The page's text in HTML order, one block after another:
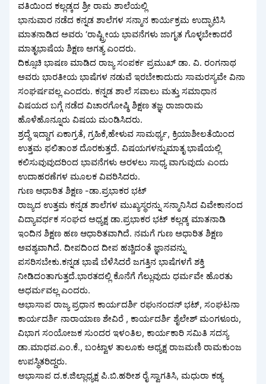
ವತಿಯಿಂದ ಕಲ್ಲಡ್ಕದ ಶ್ರೀ ರಾಮ ಶಾಲೆಯಲ್ಲಿ
ಭಾನುವಾರ ನಡೆದ ಕನ್ನಡ ಶಾಲೆಗಳ ಸನ್ಮಾನ ಕಾರ್ಯಕ್ರಮ ಉದ್ಘಾಟಿಸಿ
ಮಾತನಾಡಿದ ಅವರು ‘ರಾಷ್ಟ್ರೀಯ ಭಾವನೆಗಳು ಜಾಗೃತ ಗೊಳ್ಳಬೇಕಾದರೆ
ಮಾತೃಭಾಷೆಯ ಶಿಕ್ಷಣ ಅಗತ್ಯ ಎಂದರು.
ದಿಕ್ಸೂಚಿ ಭಾಷಣ ಮಾಡಿದ ರಾಜ್ಯ ಸಂಪರ್ಕ ಪ್ರಮುಖ್ ಡಾ. ವಿ. ರಂಗನಾಥ
ಅವರು ಭಾರತೀಯ ಭಾಷೆಗಳ ನಡುವೆ ಇರಬೇಕಾದುದು ಸಾಮರಸ್ಯವೇ ವಿನಾ
ಸಂಘರ್ಷವಲ್ಲ ಎಂದರು. ಕನ್ನಡ ಶಾಲೆ ಸವಾಲು ಮತ್ತು ಸಮಾಧಾನ
ವಿಷಯದ ಬಗ್ಗೆ ನಡೆದ ವಿಚಾರಗೋಷ್ಠಿ ಶಿಕ್ಷಣ ತಜ್ಞ ರಾಜಾರಾಮ
ಹೊಳೆಹೊನ್ನೂರು ವಿಷಯ ಮಂಡಿಸಿದರು.
ಶ್ರದ್ಧೆ ಇದ್ದಾಗ ಏಕಾಗ್ರತೆ, ಗ್ರಹಿಕೆ,ಹೇಳುವ ಸಾಮರ್ಥ್ಯ, ಕ್ರಿಯಾಶೀಲತೆಯಿಂದ
ಉತ್ತಮ ಫಲಿತಾಂಶ ದೊರಕುತ್ತದೆ. ವಿಷಯಗಳನ್ನುಮಾತೃ ಭಾಷೆಯಲ್ಲಿ
ಕಲಿಸುವುವುದರಿಂದ ಭಾವನೆಗಳು ಅರಳಲು ಸಾಧ್ಯ ವಾಗುವುದು ಎಂದು
ಉದಾಹರಣೆಗಳ ಮೂಲಕ ವಿವರಿಸಿದರು.
ಗುಣ ಆಧಾರಿತ ಶಿಕ್ಷಣ -ಡಾ.ಪ್ರಭಾಕರ ಭಟ್
ರಾಜ್ಯದ ಉತ್ತಮ ಕನ್ನಡ ಶಾಲೆಗಳ ಮುಖ್ಯಸ್ಥರನ್ನು ಸನ್ಮಾನಿಸಿದ ವಿವೇಕಾನಂದ
ವಿದ್ಯಾವರ್ಧಕ ಸಂಘದ ಅಧ್ಯಕ್ಷ ಡಾ.ಪ್ರಭಾಕರ ಭಟ್ ಕಲ್ಲಡ್ಕ ಮಾತನಾಡಿ
ಇಂದಿನ ಶಿಕ್ಷಣ ಹಣ ಆಧಾರಿತವಾಗಿದೆ. ನಮಗೆ ಗುಣ ಅಧಾರಿತ ಶಿಕ್ಷಣ
ಅವಶ್ಯವಾಗಿದೆ. ದೀಪದಿಂದ ದೀಪ ಹಚ್ಚಿದಂತೆ ಜ್ಞಾನವನ್ನು
ಪಸರಿಸಬೇಕು.ಕನ್ನಡ ಭಾಷೆ ಬೆಳೆಸಿದರೆ ಜಗತ್ತಿನ ಭಾಷೆಗಳಗೆ ಶಕ್ತಿ
ನೀಡಿದಂತಾಗುತ್ತದೆ.ಭಾರತದಲ್ಲಿ ಕೊನೆಗೆ ಗೆಲ್ಲುವುದು ಧರ್ಮವೇ ಹೊರತು
ಅಧರ್ಮವಲ್ಲ ಎಂದರು.
ಅಭಾಸಾಪ ರಾಜ್ಯ ಪ್ರಧಾನ ಕಾರ್ಯದರ್ಶಿ ರಘುನಂದನ್ ಭಟ್, ಸಂಘಟನಾ
ಕಾರ್ಯದರ್ಶಿ ನಾರಾಯಾಣ ಶೇವಿರೆ , ಕಾರ್ಯದರ್ಶಿ ಶೈಲೇಶ್ ಮಂಗಳೂರು,
ವಿಭಾಗ ಸಂಯೋಜಕ ಸುಂದರ ಇಳಂತಿಲ, ಕಾರ್ಯಕಾರಿ ಸಮಿತಿ ಸದಸ್ಯ
ಡಾ.ಮಾಧವ.ಎಂ.ಕೆ., ಬಂಟ್ವಾಳ ತಾಲೂಕು ಅಧ್ಯಕ್ಷ ರಾಜಮಣಿ ರಾಮಕುಂಜ
ಉಪಸ್ಥಿತರಿದ್ದರು.
ಅಭಾಸಾಪ ದ.ಕ.ಜಿಲ್ಲಾಧ್ಯಕ್ಷ ಪಿ.ಬಿ.ಹರೀಶ ರೈ ಸ್ವಾಗತಿಸಿ, ಮಧುರಾ ಕಡ್ಯ